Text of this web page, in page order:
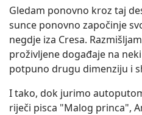
Gledam ponovno kroz taj
sunce ponovno započinje
negdje iza Cresa.
proživljene događaje na
potpuno drugu dimenziju i
I tako, dok jurimo
riječi pisca "Malog princa",